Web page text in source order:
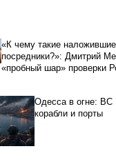
«К чему такие
посредники?»: Дмитрий
«пробный шар» проверки
Одесса в огне: ВС
корабли и порты